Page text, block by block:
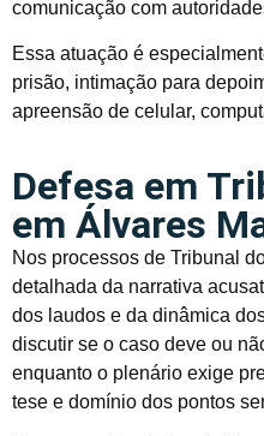
comunicação com
Essa atuação é
prisão, intimação para
apreensão de celular,
Defesa em
em Álvares
Nos processos de Tribunal
detalhada da narrativa
dos laudos e da dinâmica
discutir se o caso deve ou
enquanto o plenário exige
tese e domínio dos pontos